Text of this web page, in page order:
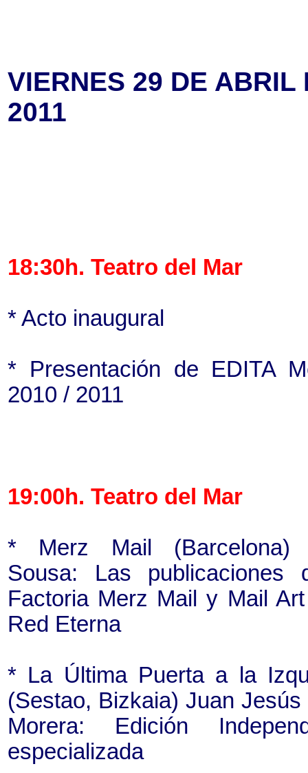
VIERNES 29 DE ABRIL
2011
18:30h. Teatro del Mar
* Acto inaugural
* Presentación de EDITA
2010 / 2011
19:00h. Teatro del Mar
* Merz Mail (Barcelona)
Sousa: Las publicaciones
Factoria Merz Mail y Mail
Red Eterna
* La Última Puerta a la
(Sestao, Bizkaia) Juan Jesús
Morera: Edición
especializada